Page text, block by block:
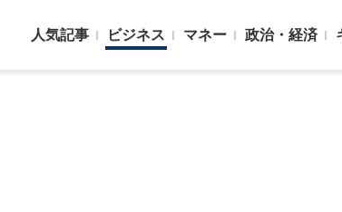
人気記事 ビジネス マネー 政治・経済